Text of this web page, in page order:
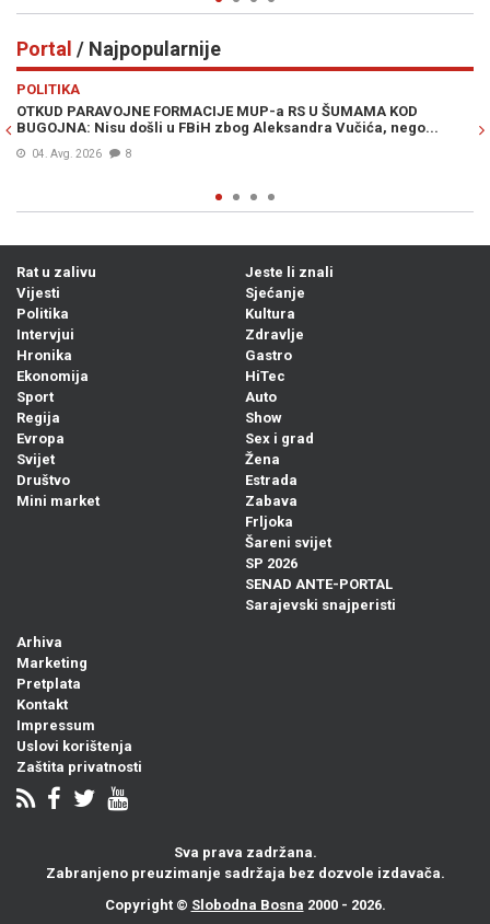
Portal / Najpopularnije
POLITIKA
OTKUD PARAVOJNE FORMACIJE MUP-a RS U ŠUMAMA KOD
BUGOJNA: Nisu došli u FBiH zbog Aleksandra Vučića, nego...
04. Avg. 2026 8
Rat u zalivu
Vijesti
Politika
Intervjui
Hronika
Ekonomija
Sport
Regija
Evropa
Svijet
Društvo
Mini market
Jeste li znali
Sjećanje
Kultura
Zdravlje
Gastro
HiTec
Auto
Show
Sex i grad
Žena
Estrada
Zabava
Frljoka
Šareni svijet
SP 2026
SENAD ANTE-PORTAL
Sarajevski snajperisti
Arhiva
Marketing
Pretplata
Kontakt
Impressum
Uslovi korištenja
Zaštita privatnosti
Sva prava zadržana.
Zabranjeno preuzimanje sadržaja bez dozvole izdavača.
Copyright © Slobodna Bosna 2000 - 2026.